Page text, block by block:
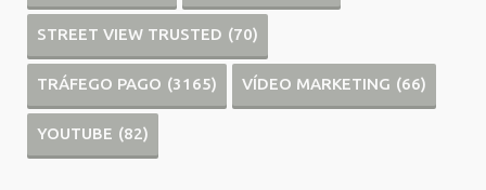
STREET VIEW TRUSTED (70)
TRÁFEGO PAGO (3165) VÍDEO MARKETING (66)
YOUTUBE (82)